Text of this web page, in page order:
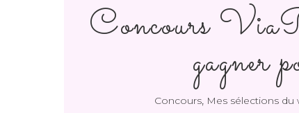
Concours
gagner
Concours, Mes sélections du